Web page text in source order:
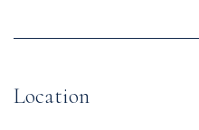
Location